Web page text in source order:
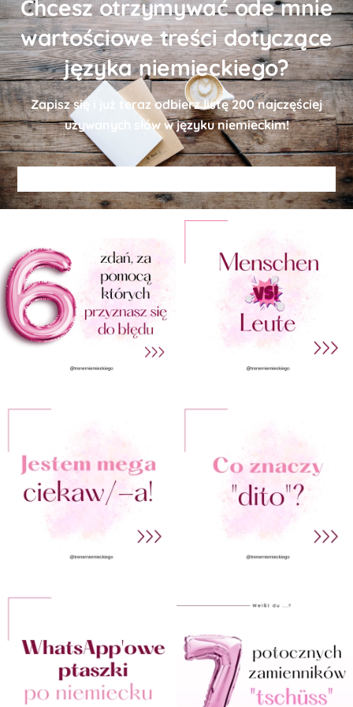
Chcesz otrzymywać ode mnie
wartościowe treści dotyczące
języka niemieckiego?
Zapisz się i już teraz odbierzlistę200 najczęściej
używanych słów w języku niemieckim!